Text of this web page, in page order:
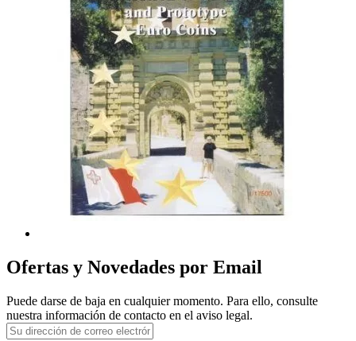
Ofertas y Novedades por Email
Puede darse de baja en cualquier momento. Para ello, consulte
nuestra información de contacto en el aviso legal.